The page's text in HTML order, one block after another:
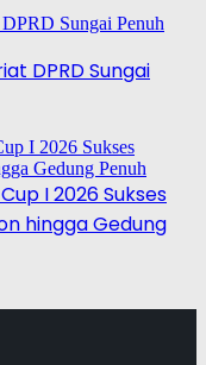
DPRD Sungai
I 2026 Sukses
hingga Gedung